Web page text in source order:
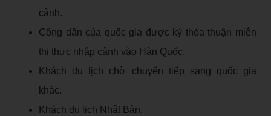
cảnh.
Công dân của quốc gia được ký thỏa thuận miễn
thị thực nhập cảnh vào Hàn Quốc.
Khách du lịch chờ chuyển tiếp sang quốc gia
khác.
Khách du lịch Nhật Bản.